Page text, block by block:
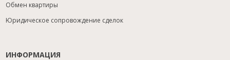
Обмен квартиры
Юридическое сопровождение сделок
ИНФОРМАЦИЯ